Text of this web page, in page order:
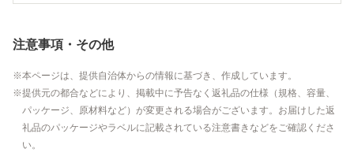
注意事項・その他
本ページは、提供自治体からの情報に基づき、作成しています。
提供元の都合などにより、掲載中に予告なく返礼品の仕様（規格、容量、
パッケージ、原材料など）が変更される場合がございます。お届けした返
礼品のパッケージやラベルに記載されている注意書きなどをご確認くださ
い。